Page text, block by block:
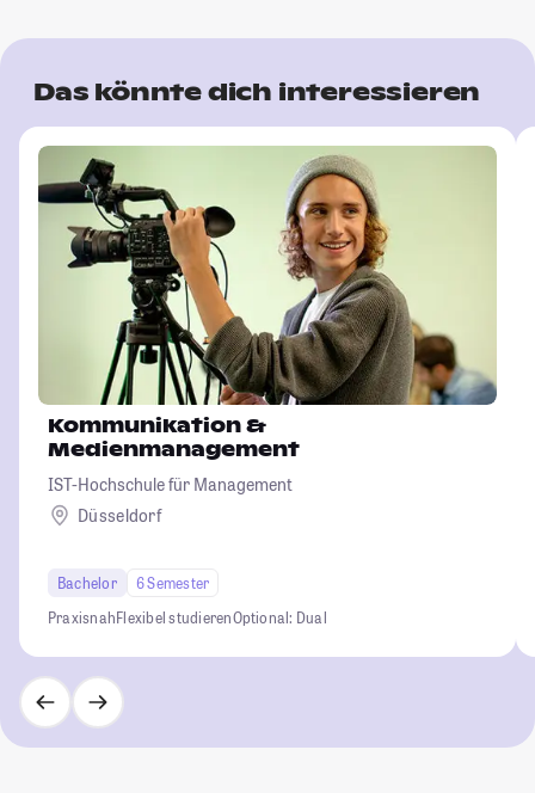
Das könnte dich interessieren
Kommunikation &
Medienmanagement
IST-Hochschule für Management
Düsseldorf
Bachelor
6 Semester
PraxisnahFlexibel studierenOptional: Dual